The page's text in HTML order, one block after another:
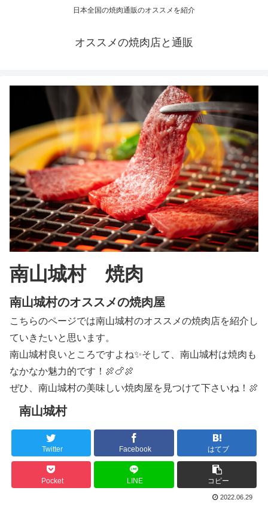
日本全国の焼肉通販のオススメを紹介
オススメの焼肉店と通販
南山城村 焼肉
南山城村のオススメの焼肉屋
こちらのページでは南山城村のオススメの焼肉店を紹介し
ていきたいと思います。
南山城村良いところですよね✨そして、南山城村は焼肉も
なかなか魅力的です！🍖🍗🍖
ぜひ、南山城村の美味しい焼肉屋を見つけて下さいね！🍖
南山城村
Twitter Facebook はてブ
Pocket LINE コピー
2022.06.29